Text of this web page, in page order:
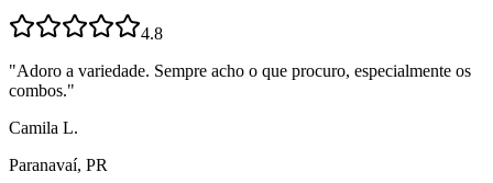
4.8
"Adoro a variedade. Sempre acho o que procuro, especialmente os
combos."
Camila L.
Paranavaí, PR